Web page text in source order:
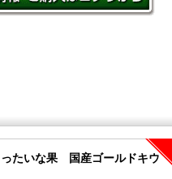
ったいな果 国産ゴールドキウ